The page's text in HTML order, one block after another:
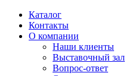
Каталог
Контакты
О компании
Наши клиенты
Выставочный зал
Вопрос-ответ